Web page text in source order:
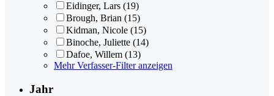
Eidinger, Lars (19)
Brough, Brian (15)
Kidman, Nicole (15)
Binoche, Juliette (14)
Dafoe, Willem (13)
Mehr Verfasser-Filter anzeigen
Jahr